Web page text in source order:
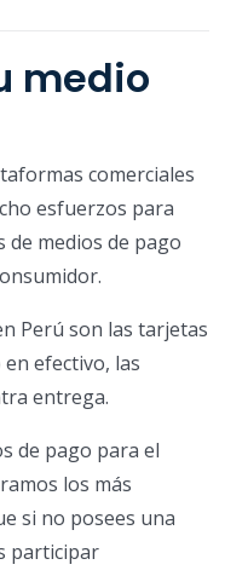
medio
comerciales
esfuerzos para
medios de pago
Perú son las tarjetas
efectivo, las
entrega.
de pago para el
los más
si no posees una
participar